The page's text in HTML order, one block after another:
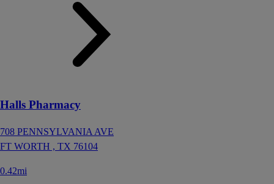
Halls Pharmacy
708 PENNSYLVANIA AVE
FT WORTH , TX 76104
0.42mi